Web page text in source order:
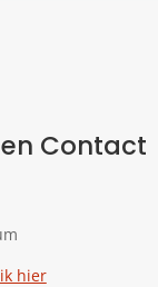
Contact
hier